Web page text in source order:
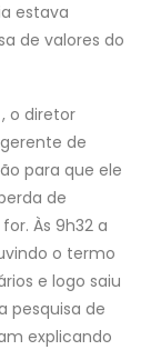
estava
de valores do
o diretor
de
para que ele
de
Às 9h32 a
o termo
e logo saiu
pesquisa de
explicando